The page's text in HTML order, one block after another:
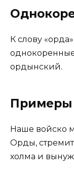
К слову
ордынский.
Примеры
Наше войско
Орды,
холма и